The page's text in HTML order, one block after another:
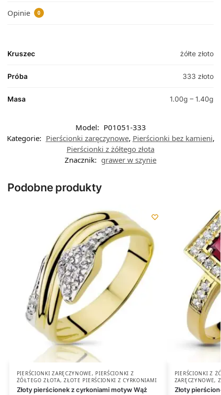
Opinie 0
Kruszec żółte złoto
Próba 333 złoto
Masa 1.00g – 1.40g
Model: P01051-333
Kategorie: Pierścionki zaręczynowe, Pierścionki bez kamieni,
Pierścionki z żółtego złota
Znacznik: grawer w szynie
Podobne produkty
PIERŚCIONKI ZARĘCZYNOWE, PIERŚCIONKI Z
ŻÓŁTEGO ZŁOTA,ZŁOTE PIERŚCIONKI Z CYRKONIAMI
Złoty pierścionek z cyrkoniami motyw Wąż
PIERŚCIONKI Z
ZARĘCZYNOWE,
Złoty